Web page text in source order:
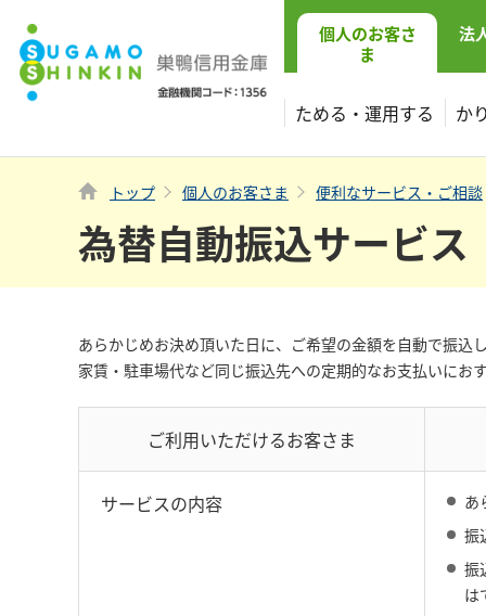
個人のお客さ
ま
法
ためる・運用する か
トップ 個人のお客さま 便利なサービス・ご相談
為替自動振込サービス
あらかじめお決め頂いた日に、ご希望の金額を自動で振込
家賃・駐車場代など同じ振込先への定期的なお支払いにお
ご利用いただけるお客さま
サービスの内容
あ
振
振
は